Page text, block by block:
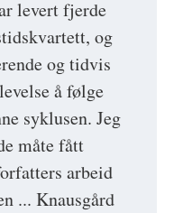
levert fjerde
og
og tidvis
å følge
syklusen. Jeg
måte fått
arbeid
... Knausgård